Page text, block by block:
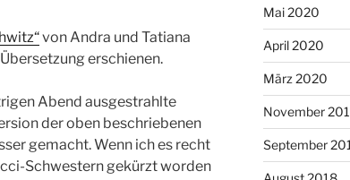
von Andra und Tatiana
erschienen.
Abend ausgestrahlte
der oben beschriebenen
gemacht. Wenn ich es recht
Schwestern gekürzt worden
Mai 2020
April 2020
März 2020
November
September